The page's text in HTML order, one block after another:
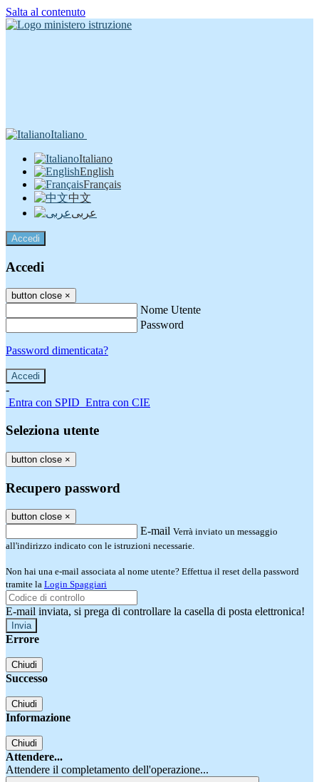
Salta al contenuto
Italiano
Italiano
English
Français
中文
عربى
Accedi
Accedi
button close ×
Nome Utente
Password
Password dimenticata?
-
Entra con SPID Entra con CIE
Seleziona utente
button close ×
Recupero password
button close ×
E-mail Verrà inviato un messaggio
all'indirizzo indicato con le istruzioni necessarie.
Non hai una e-mail associata al nome utente? Effettua il reset della password
tramite la Login Spaggiari
E-mail inviata, si prega di controllare la casella di posta elettronica!
Errore
Chiudi
Successo
Chiudi
Informazione
Chiudi
Attendere...
Attendere il completamento dell'operazione...